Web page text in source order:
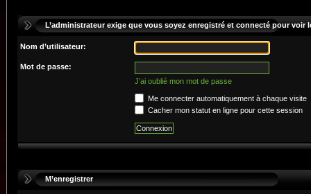
L’administrateur exige que vous soyez enregistré et connecté pour voir
Nom d’utilisateur:
Mot de passe:
J’ai oublié mon mot de passe
Me connecter automatiquement à chaque visite
Cacher mon statut en ligne pour cette session
M’enregistrer